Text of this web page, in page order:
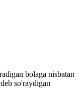
bolaga nisbatan
so'raydigan